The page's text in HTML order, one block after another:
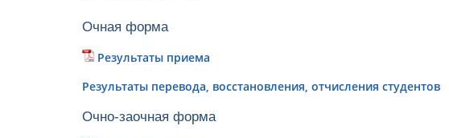
Очная форма
Результаты приема
Результаты перевода, восстановления, отчисления студентов
Очно-заочная форма